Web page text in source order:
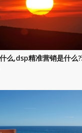
么,dsp精准营销是什么